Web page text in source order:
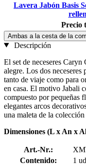
Lavera Jabón Basis
Precio
Ambas a la cesta de la
Descripción
El set de neceseres
alegre. Los dos neceseres
tanto de viaje como para
en casa. El motivo Jabali
compuesto por pequeñas
elegantes arcos
una maleta de la
Dimensiones (L x An x
Art.-Nr.:
Contenido:
1